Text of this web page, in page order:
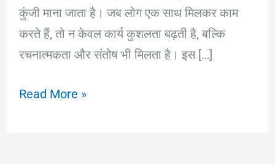
कुंजी माना जाता है। जब लोग एक साथ मिलकर काम
करते हैं, तो न केवल कार्य कुशलता बढ़ती है, बल्कि
रचनात्मकता और संतोष भी मिलता है। इस […]
टीम
Read More »